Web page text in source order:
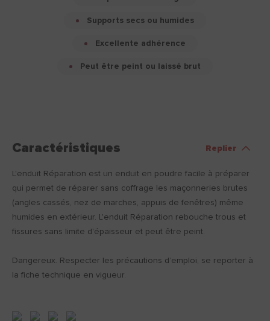
Supports secs ou humides
Excellente adhérence
Peut être peint ou laissé brut
Caractéristiques Replier
L'enduit Réparation est un enduit en poudre facile à préparer
qui permet de réparer sans coffrage les maçonneries brutes
(angles cassés, nez de marches, appuis de fenêtres) même
humides en extérieur. L'enduit Réparation rebouche trous et
fissures sans limite d'épaisseur et peut être peint.
Dangereux. Respecter les précautions d’emploi, se reporter à
la fiche technique en vigueur.